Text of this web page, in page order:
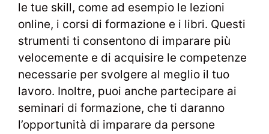
le tue skill, come ad esempio le lezioni
online, i corsi di formazione e i libri. Questi
strumenti ti consentono di imparare più
velocemente e di acquisire le competenze
necessarie per svolgere al meglio il tuo
lavoro. Inoltre, puoi anche partecipare ai
seminari di formazione, che ti daranno
l’opportunità di imparare da persone